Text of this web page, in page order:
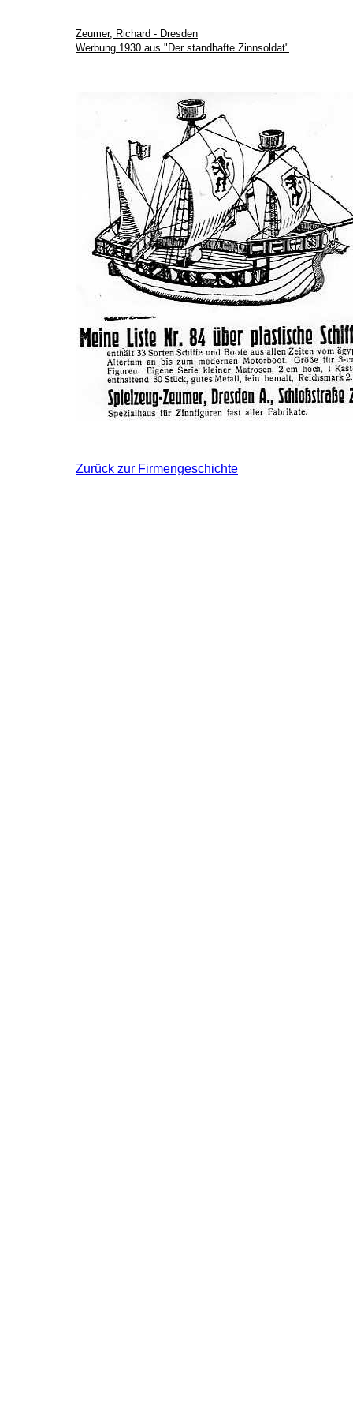
Zeumer, Richard - Dresden
Werbung 1930 aus "Der standhafte Zinnsoldat"
Zurück zur Firmengeschichte